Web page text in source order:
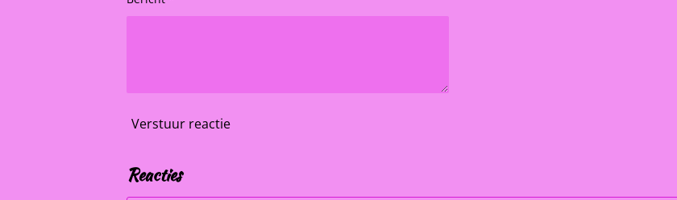
Verstuur reactie
Reacties